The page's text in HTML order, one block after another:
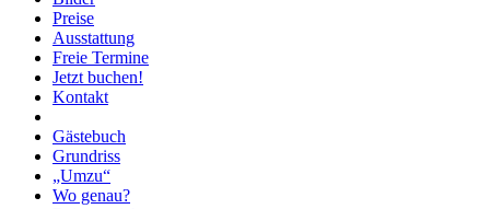
Preise
Ausstattung
Freie Termine
Jetzt buchen!
Kontakt
Gästebuch
Grundriss
„Umzu“
Wo genau?